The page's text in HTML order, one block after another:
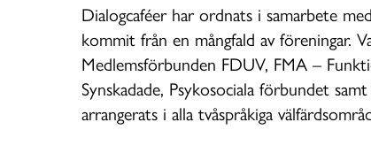
Dialogcaféer har ordnats i samarbete
kommit från en mångfald av föreningar.
Medlemsförbunden FDUV, FMA –
Synskadade, Psykosociala förbundet
arrangerats i alla tvåspråkiga